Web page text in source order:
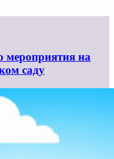
мероприятия на
саду